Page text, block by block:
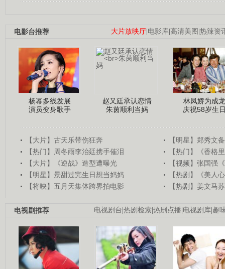
大片放映厅|电影库|高清美图 |热辣资
电影台推荐
杨幂多线发展
演员变身歌手
赵又廷承认恋情
朱茵顺利当妈
林凤娇为成龙
庆祝58岁生
【大片】古天乐带伤狂奔
【明星】郑秀文
【热门】周冬雨李治廷携手催泪
【热门】《香格
【大片】《逆战》造型遭曝光
【视频】张国强
【明星】景甜过完生日想当妈妈
【热剧】《美人
【将映】五月天集体跨界拍电影
【热剧】姜文马
电视剧台|热剧检索|热剧点播|电视剧库|趣
电视剧推荐